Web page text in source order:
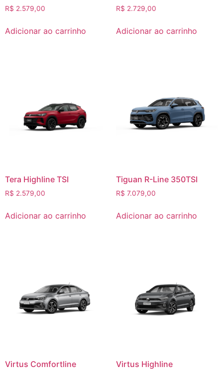
R$ 2.579,00
Adicionar ao carrinho
R$ 2.729,00
Adicionar ao carrinho
Tera Highline TSI
R$ 2.579,00
Adicionar ao carrinho
Tiguan R-Line 350TSI
R$ 7.079,00
Adicionar ao carrinho
Virtus Comfortline Virtus Highline